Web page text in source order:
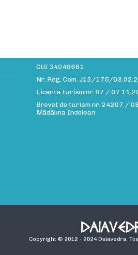
CUI 34049661
Nr. Reg. Com. J13/175/
Licenta turism nr. 87 /
Brevet de turism nr. 24207 /
Mădălina Indolean
Copyright © 2012 - 2024 Daiavedra.